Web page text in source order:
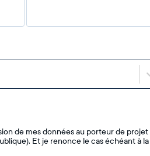
de mes données au porteur de projet
Et je renonce le cas échéant à la